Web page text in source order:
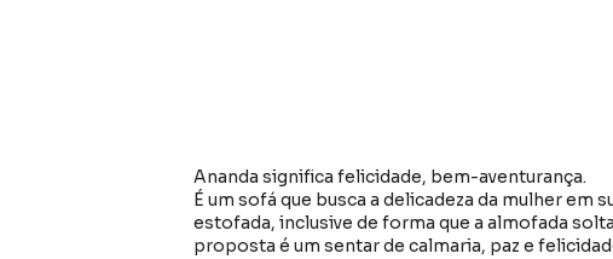
Ananda significa felicidade, bem-aventurança.
É um sofá que busca a delicadeza da mulher
estofada, inclusive de forma que a almofada
proposta é um sentar de calmaria, paz e